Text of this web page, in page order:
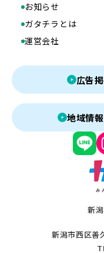
新
新潟市西区善
お知らせ
ガタチラとは
運営会社
広告
地域情